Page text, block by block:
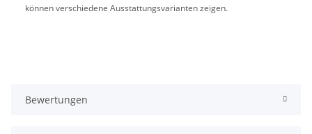
können verschiedene Ausstattungsvarianten zeigen.
Bewertungen